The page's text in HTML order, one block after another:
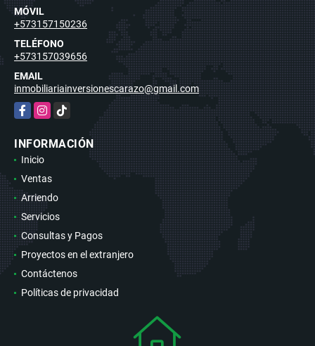
MÓVIL
+573157150236
TELÉFONO
+573157039656
EMAIL
inmobiliariainversionescarazo@gmail.com
FacebookInstagram
TikTok
INFORMACIÓN
Inicio
Ventas
Arriendo
Servicios
Consultas y Pagos
Proyectos en el extranjero
Contáctenos
Políticas de privacidad